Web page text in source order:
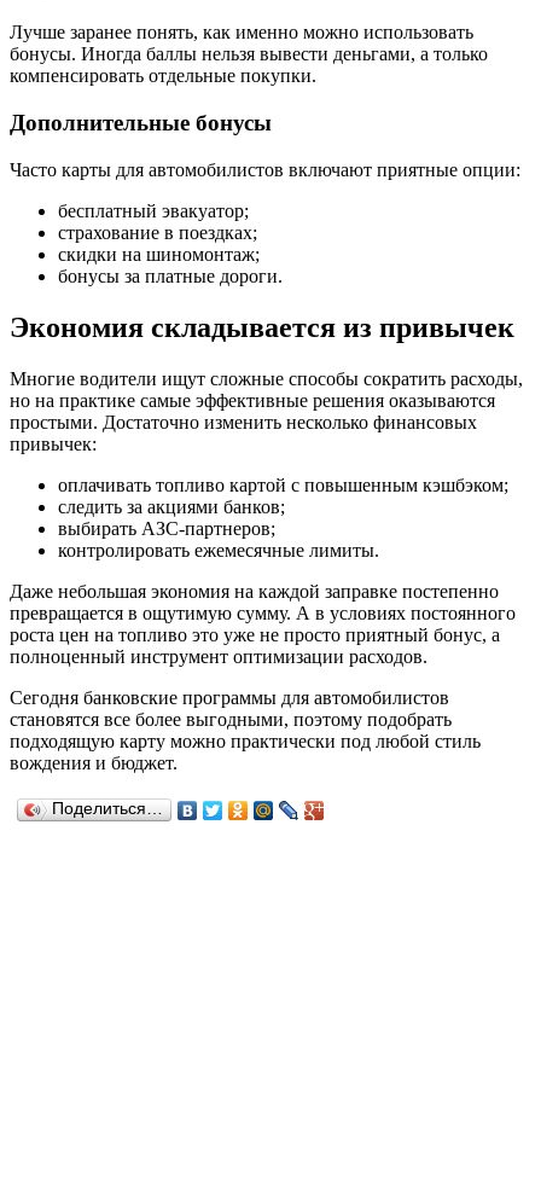
Лучше заранее понять, как именно можно использовать
бонусы. Иногда баллы нельзя вывести деньгами, а только
компенсировать отдельные покупки.
Дополнительные бонусы
Часто карты для автомобилистов включают приятные опции:
бесплатный эвакуатор;
страхование в поездках;
скидки на шиномонтаж;
бонусы за платные дороги.
Экономия складывается из привычек
Многие водители ищут сложные способы сократить расходы,
но на практике самые эффективные решения оказываются
простыми. Достаточно изменить несколько финансовых
привычек:
оплачивать топливо картой с повышенным кэшбэком;
следить за акциями банков;
выбирать АЗС-партнеров;
контролировать ежемесячные лимиты.
Даже небольшая экономия на каждой заправке постепенно
превращается в ощутимую сумму. А в условиях постоянного
роста цен на топливо это уже не просто приятный бонус, а
полноценный инструмент оптимизации расходов.
Сегодня банковские программы для автомобилистов
становятся все более выгодными, поэтому подобрать
подходящую карту можно практически под любой стиль
вождения и бюджет.
Поделиться…